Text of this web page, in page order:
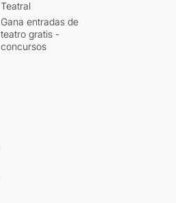
Teatral
Gana entradas de
teatro gratis -
concursos